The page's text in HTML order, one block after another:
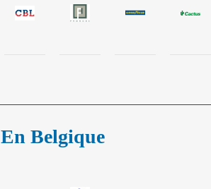
En Belgique